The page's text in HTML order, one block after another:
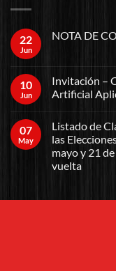
22
Jun
NOTA DE
10
Jun
Invitación –
Artificial
07
May
Listado de
las
mayo y 21
vuelta